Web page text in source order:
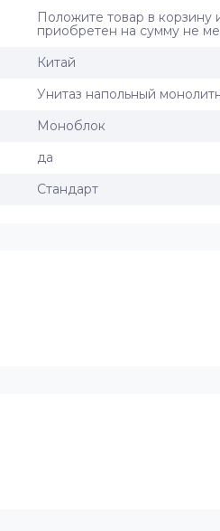
Положите товар в корзину
приобретен на сумму не
Китай
Унитаз напольный
Моноблок
да
Стандарт